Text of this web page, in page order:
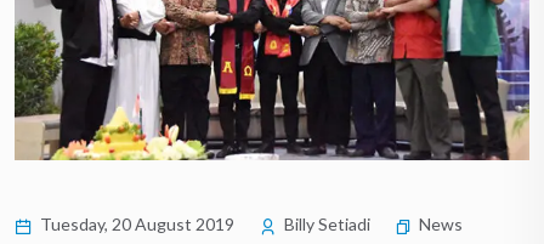
Tuesday, 20 August 2019 Billy Setiadi
News